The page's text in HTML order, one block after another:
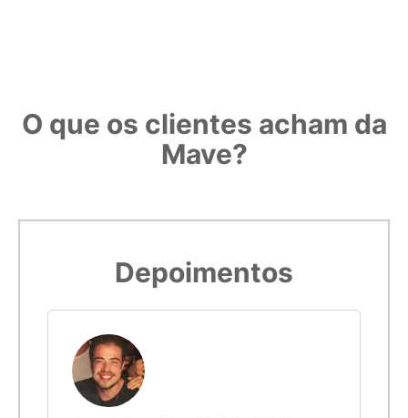
O que os clientes acham da
Mave?
Depoimentos